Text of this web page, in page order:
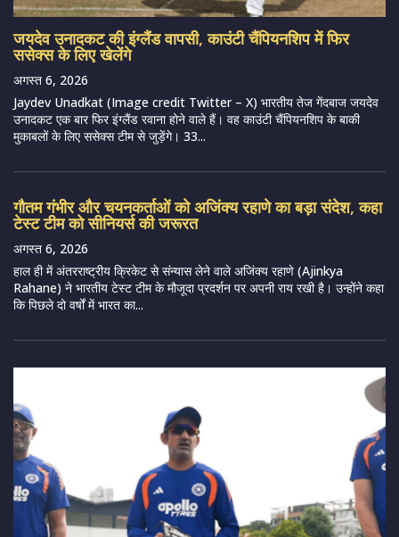
जयदेव उनादकट की इंग्लैंड वापसी, काउंटी चैंपियनशिप में फिर
ससेक्स के लिए खेलेंगे
अगस्त 6, 2026
Jaydev Unadkat (Image credit Twitter – X) भारतीय तेज गेंदबाज जयदेव
उनादकट एक बार फिर इंग्लैंड रवाना होने वाले हैं। वह काउंटी चैंपियनशिप के बाकी
मुकाबलों के लिए ससेक्स टीम से जुड़ेंगे। 33...
गौतम गंभीर और चयनकर्ताओं को अजिंक्य रहाणे का बड़ा संदेश, कहा
टेस्ट टीम को सीनियर्स की जरूरत
अगस्त 6, 2026
हाल ही में अंतरराष्ट्रीय क्रिकेट से संन्यास लेने वाले अजिंक्य रहाणे (Ajinkya
Rahane) ने भारतीय टेस्ट टीम के मौजूदा प्रदर्शन पर अपनी राय रखी है। उन्होंने कहा
कि पिछले दो वर्षों में भारत का...